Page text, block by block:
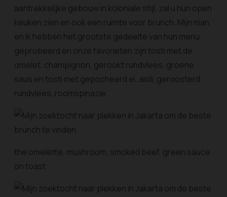
aantrekkelijke gebouw in koloniale stijl, zal u hun open
keuken zien en ook een ruimte voor brunch. Mijn man
en ik hebben het grootste gedeelte van hun menu
geprobeerd en onze favorieten zijn tosti met de
omelet, champignon, gerookt rundvlees, groene
saus en tosti met gepocheerd ei, aioli, geroosterd
rundvlees, roomspinazie.
the omelette, mushroom, smoked beef, green sauce
on toast